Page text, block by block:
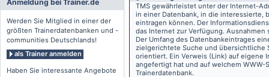
Anmeldung bei Trainer.de
Werden Sie Mitglied in einer der
größten Trainerdatenbanken und -
communities Deutschlands!
als Trainer anmelden
Haben Sie interessante Angebote
TMS gewährleistet unter der Internet-
in einer Datenbank, in die interessierte,
eintragen können. Der
das Internet zur Verfügung.
Der Umfang des Datenbankeintrages
zielgerichtete Suche und übersichtliche
orientiert. Ein Verweis (Link) auf eigene
angefertigt hat und auf welchem
Trainerdatenbank.